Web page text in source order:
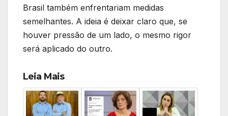
Brasil também enfrentariam medidas
semelhantes. A ideia é deixar claro que, se
houver pressão de um lado, o mesmo rigor
será aplicado do outro.
Leia Mais